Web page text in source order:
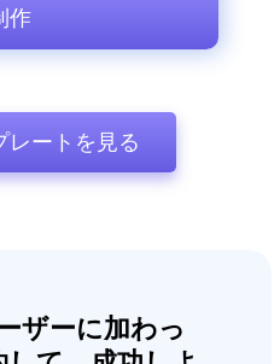
作
レートを見る
ザーに加わっ